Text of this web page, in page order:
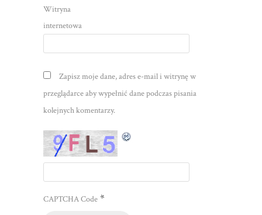
Witryna
internetowa
Zapisz moje dane, adres e-mail i witrynę w
przeglądarce aby wypełnić dane podczas pisania
kolejnych komentarzy.
CAPTCHA Code *